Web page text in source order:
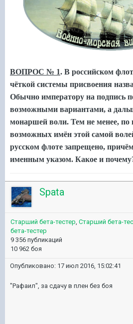
ВОПРОС № 1. В российском
чёткой системы присвоения
Обычно императору на подпись
возможными вариантами, а
монаршей воли. Тем не менее, по
возможных имён этой самой
русском флоте запрещено,
именным указом. Какое и
Spata
Старший бета-тестер, Старший бета-
бета-тестер
9 356 публикаций
10 962 боя
Опубликовано: 17 июл 2016, 15:02:41
"Рафаил", за сдачу в плен без боя